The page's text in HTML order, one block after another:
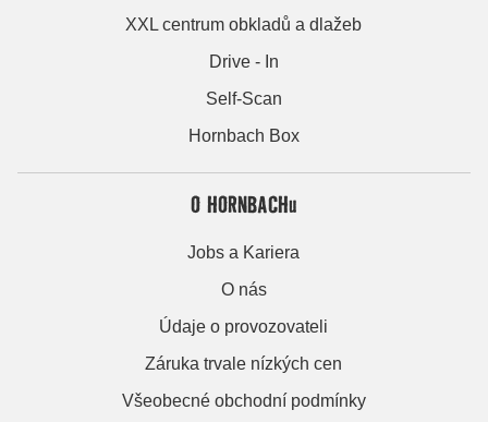
XXL centrum obkladů a dlažeb
Drive - In
Self-Scan
Hornbach Box
O HORNBACHu
Jobs a Kariera
O nás
Údaje o provozovateli
Záruka trvale nízkých cen
Všeobecné obchodní podmínky